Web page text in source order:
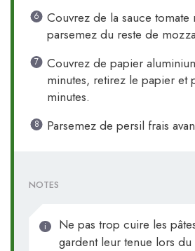
Couvrez de la sauce tomate
parsemez du reste de
Couvrez de papier
minutes, retirez le papier et
minutes.
Parsemez de persil frais
NOTES
Ne pas trop cuire les
gardent leur tenue lors du